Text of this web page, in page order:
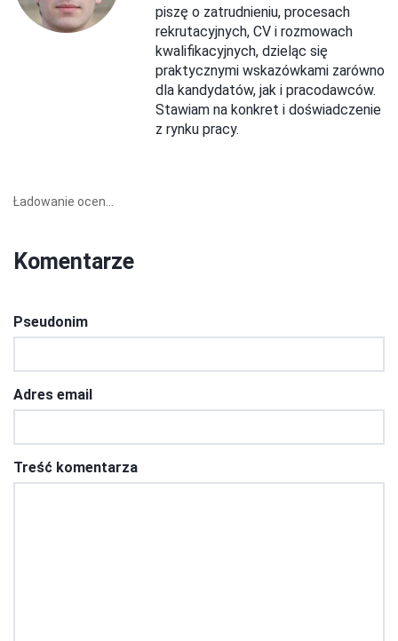
piszę o zatrudnieniu, procesach
rekrutacyjnych, CV i rozmowach
kwalifikacyjnych, dzieląc się
praktycznymi wskazówkami zarówno
dla kandydatów, jak i pracodawców.
Stawiam na konkret i doświadczenie
z rynku pracy.
Ładowanie ocen...
Komentarze
Pseudonim
Adres email
Treść komentarza